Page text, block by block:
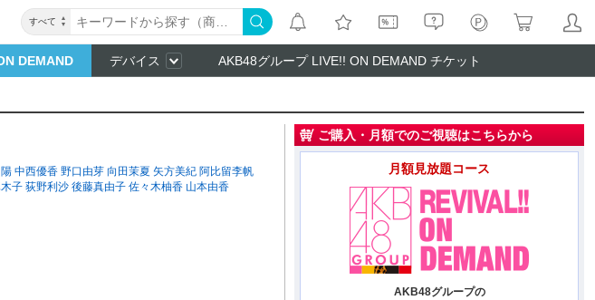
すべて
DEMAND デバイス AKB48グループ LIVE!! ON DEMAND チケット
中西優香 野口由芽 向田茉夏 矢方美紀 阿比留李帆
子 荻野利沙 後藤真由子 佐々木柚香 山本由香
ご購入・月額でのご視聴はこちらから
月額見放題コース
AKB48グループの